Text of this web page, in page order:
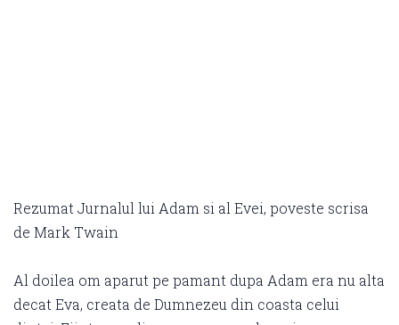
Rezumat Jurnalul lui Adam si al Evei, poveste scrisa
de Mark Twain
Al doilea om aparut pe pamant dupa Adam era nu alta
decat Eva, creata de Dumnezeu din coasta celui